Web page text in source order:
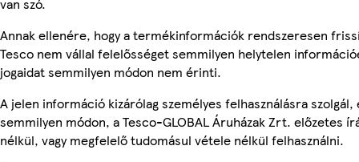
Annak ellenére, hogy a termékinformációk rendszeresen
Tesco nem vállal felelősséget semmilyen helytelen
jogaidat semmilyen módon nem érinti.
A jelen információ kizárólag személyes felhasználásra
semmilyen módon, a Tesco-GLOBAL Áruházak Zrt. előzetes
nélkül, vagy megfelelő tudomásul vétele nélkül felhasználni.